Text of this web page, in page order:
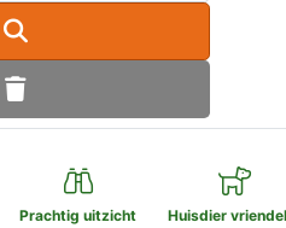
Prachtig uitzicht Huisdier